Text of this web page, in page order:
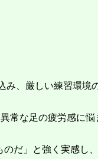
み、厳しい練習環境
常な足の疲労感に悩
だ」と強く実感し